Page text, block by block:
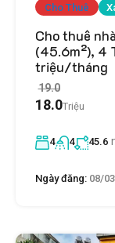
Cho Thuê
Cho thuê
(45.6m²), 4
triệu/tháng
18.0
19.0
Triệu
4 4 45.6
Ngày đăng: 08/